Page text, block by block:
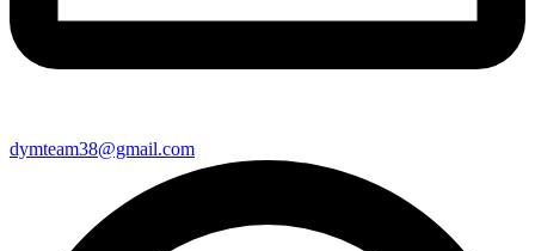
dymteam38@gmail.com